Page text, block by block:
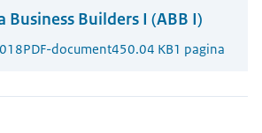
Business Builders I (ABB I)
PDF-document450.04 KB1 pagina